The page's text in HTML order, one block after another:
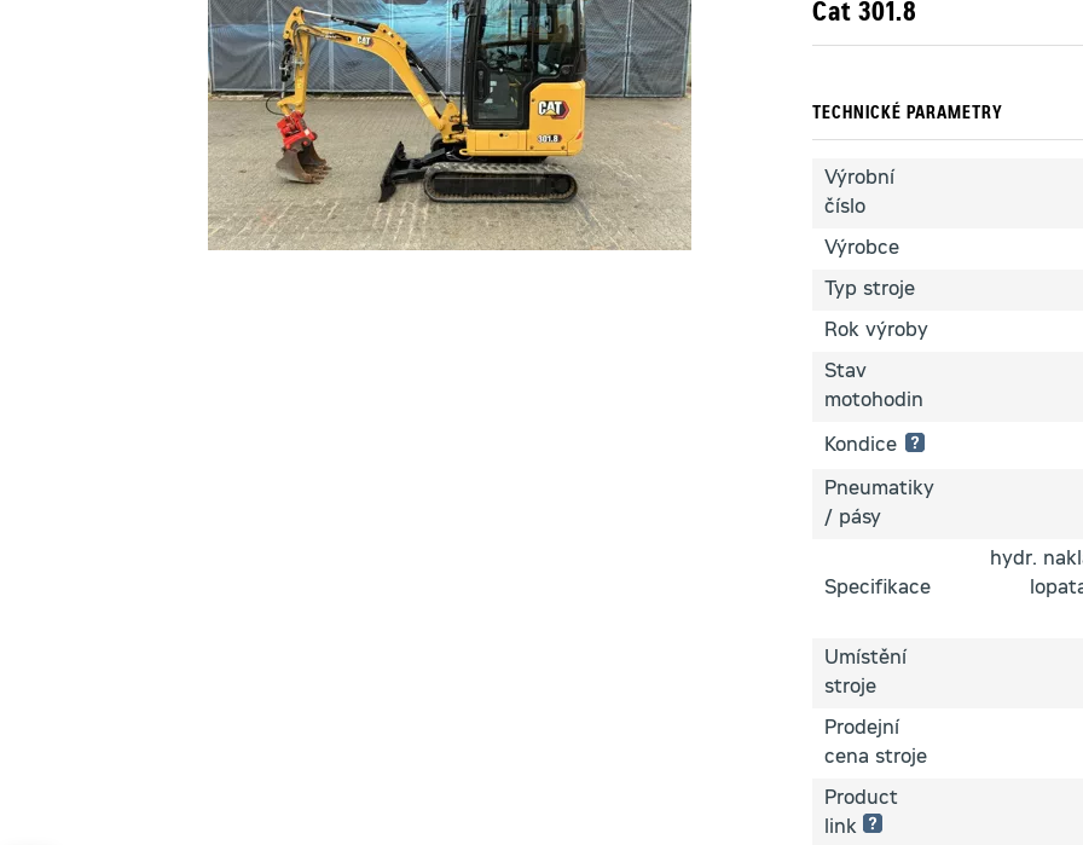
Cat 301.8
TECHNICKÉ PARAMETRY
Výrobní
číslo
Výrobce
Typ stroje
Rok výroby
Stav
motohodin
Kondice
Pneumatiky
/ pásy
Specifikace
hydr.
Umístění
stroje
Prodejní
cena stroje
Product
link